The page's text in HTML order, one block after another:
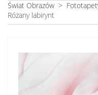
Świat Obrazów >
Różany labirynt